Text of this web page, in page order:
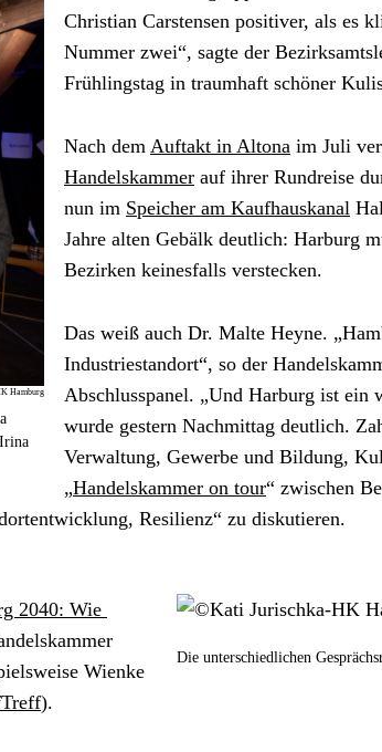
Hamburg
Christian Carstensen positiver, als es
Nummer zwei“, sagte der
Frühlingstag in traumhaft schöner
Nach dem Auftakt in Altona
Handelskammer auf ihrer Rundreise
nun im Speicher am Kaufhauskanal
Jahre alten Gebälk deutlich: Harburg
Bezirken keinesfalls verstecken.
Das weiß auch Dr. Malte Heyne.
Industriestandort“, so der
Abschlusspanel. „Und Harburg ist ein
wurde gestern Nachmittag deutlich.
Verwaltung, Gewerbe und Bildung,
„Handelskammer on tour“ zwischen
Resilienz“ zu diskutieren.
Die unterschiedlichen
2040: Wie
Wienke
).